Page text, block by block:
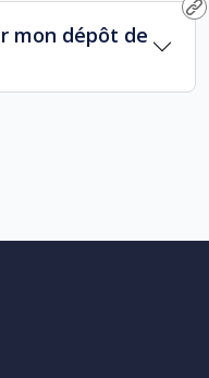
mon dépôt de